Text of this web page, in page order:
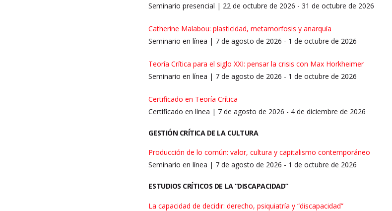
Seminario presencial | 22 de octubre de 2026 - 31 de octubre de 2026
Catherine Malabou: plasticidad, metamorfosis y anarquía
Seminario en línea | 7 de agosto de 2026 - 1 de octubre de 2026
Teoría Crítica para el siglo XXI: pensar la crisis con Max Horkheimer
Seminario en línea | 7 de agosto de 2026 - 1 de octubre de 2026
Certificado en Teoría Crítica
Certificado en línea | 7 de agosto de 2026 - 4 de diciembre de 2026
GESTIÓN CRÍTICA DE LA CULTURA
Producción de lo común: valor, cultura y capitalismo contemporáneo
Seminario en línea | 7 de agosto de 2026 - 1 de octubre de 2026
ESTUDIOS CRÍTICOS DE LA “DISCAPACIDAD”
La capacidad de decidir: derecho, psiquiatría y “discapacidad”